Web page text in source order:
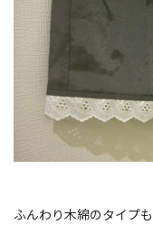
ふんわり木綿のタイプ